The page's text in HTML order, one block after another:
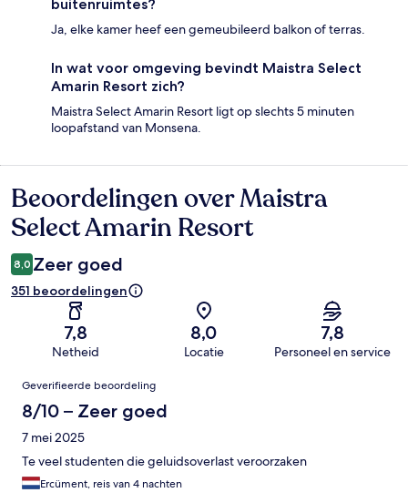
buitenruimtes?
Ja, elke kamer heef een gemeubileerd balkon of terras.
In wat voor omgeving bevindt Maistra Select
Amarin Resort zich?
Maistra Select Amarin Resort ligt op slechts 5 minuten
loopafstand van Monsena.
Beoordelingen
Beoordelingen over Maistra
Select Amarin Resort
8,0 Zeer goed
351 beoordelingen
7,8
Netheid
8,0
Locatie
7,8
Personeel en service
Beoordelingen
Geverifieerde beoordeling
8/10 – Zeer goed
7 mei 2025
Te veel studenten die geluidsoverlast veroorzaken
Ercüment, reis van 4 nachten